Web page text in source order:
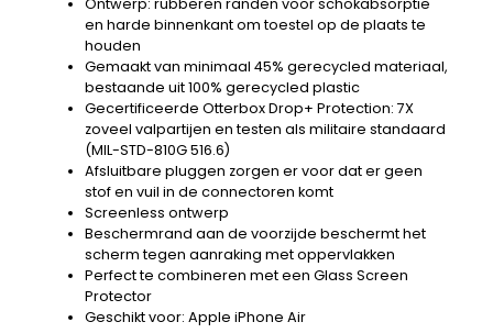
en harde binnenkant om toestel op de plaats te
houden
Gemaakt van minimaal 45% gerecycled materiaal,
bestaande uit 100% gerecycled plastic
Gecertificeerde Otterbox Drop+ Protection: 7X
zoveel valpartijen en testen als militaire standaard
(MIL-STD-810G 516.6)
Afsluitbare pluggen zorgen er voor dat er geen
stof en vuil in de connectoren komt
Screenless ontwerp
Beschermrand aan de voorzijde beschermt het
scherm tegen aanraking met oppervlakken
Perfect te combineren met een Glass Screen
Protector
Geschikt voor: Apple iPhone Air